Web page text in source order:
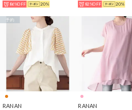
86%OFF 20% 82%OFF 20%
RANAN
予約
RANAN